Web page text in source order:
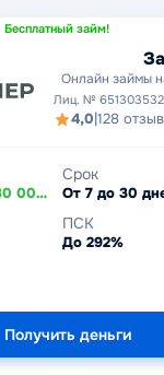
Бесплатный займ!
Онлайн займы
Лиц. №
4,0|128
От 1 000 до 30 000 ₽
Срок
От 7 до 30
ПСК
До 292%
Получить деньги